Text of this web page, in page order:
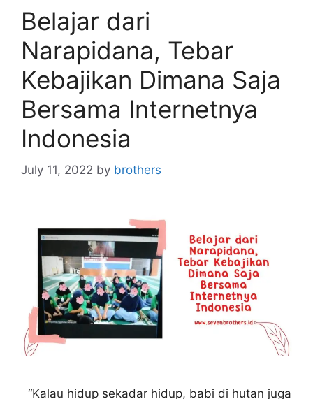
Belajar dari
Narapidana, Tebar
Kebajikan Dimana Saja
Bersama Internetnya
Indonesia
July 11, 2022 by brothers
“Kalau hidup sekadar hidup, babi di hutan juga